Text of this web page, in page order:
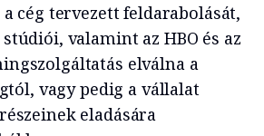
cég tervezett feldarabolását,
valamint az HBO és az
elválna a
vagy pedig a vállalat
eladására